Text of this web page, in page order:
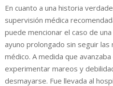
En cuanto a una historia
supervisión médica
puede mencionar el caso de
ayuno prolongado sin seguir las
médico. A medida que
experimentar mareos y
desmayarse. Fue llevada al